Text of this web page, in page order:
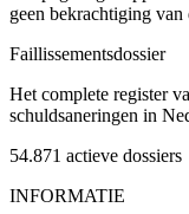
geen bekrachtiging van
Faillissementsdossier
Het complete register
schuldsaneringen in
54.871 actieve dossiers
INFORMATIE